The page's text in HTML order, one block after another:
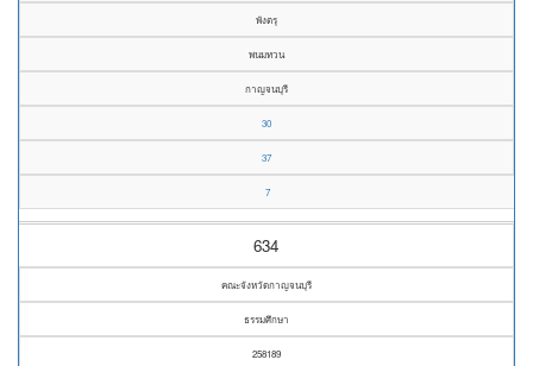
พังตรุ
พนมทวน
กาญจนบุรี
30
37
7
634
คณะจังหวัดกาญจนบุรี
ธรรมศึกษา
258189